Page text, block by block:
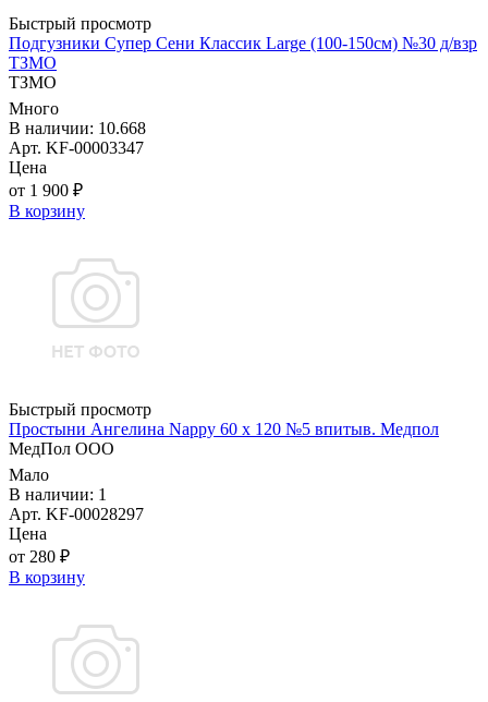
Быстрый просмотр
Подгузники Супер Сени Классик Large (100-150см) №30 д/взр
ТЗМО
ТЗМО
Много
В наличии: 10.668
Арт. KF-00003347
Цена
от 1 900 ₽
В корзину
Быстрый просмотр
Простыни Ангелина Nappy 60 х 120 №5 впитыв. Медпол
МедПол ООО
Мало
В наличии: 1
Арт. KF-00028297
Цена
от 280 ₽
В корзину